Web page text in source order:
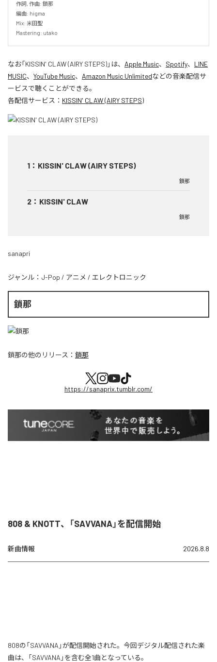
作詞, 作曲: 鎖那
編曲: higma
Mix: 米田聖
Mastering: utako
なお「KISSIN' CLAW (AIRY STEPS)」は、 Apple Music、 Spotify、 LINE
MUSIC、 YouTube Music、 Amazon Music Unlimitedなどの音楽配信サ
ービスで聴くことができる。
各配信サービス： KISSIN' CLAW (AIRY STEPS)
1 ： KISSIN' CLAW (AIRY STEPS)
鎖那
2 ： KISSIN' CLAW
鎖那
sanapri
ジャンル： J-Pop / アニメ / エレクトロニック
鎖那
鎖那の他のリリース： 鎖那
https://sanaprix.tumblr.com/
808 & KNOTT、「SAVVANA」を配信開始
新曲情報 2026.8.8
808の「SAVVANA」が配信開始された。今回デジタル配信された楽
曲は、「SAVVANA」を含む全1曲となっている。